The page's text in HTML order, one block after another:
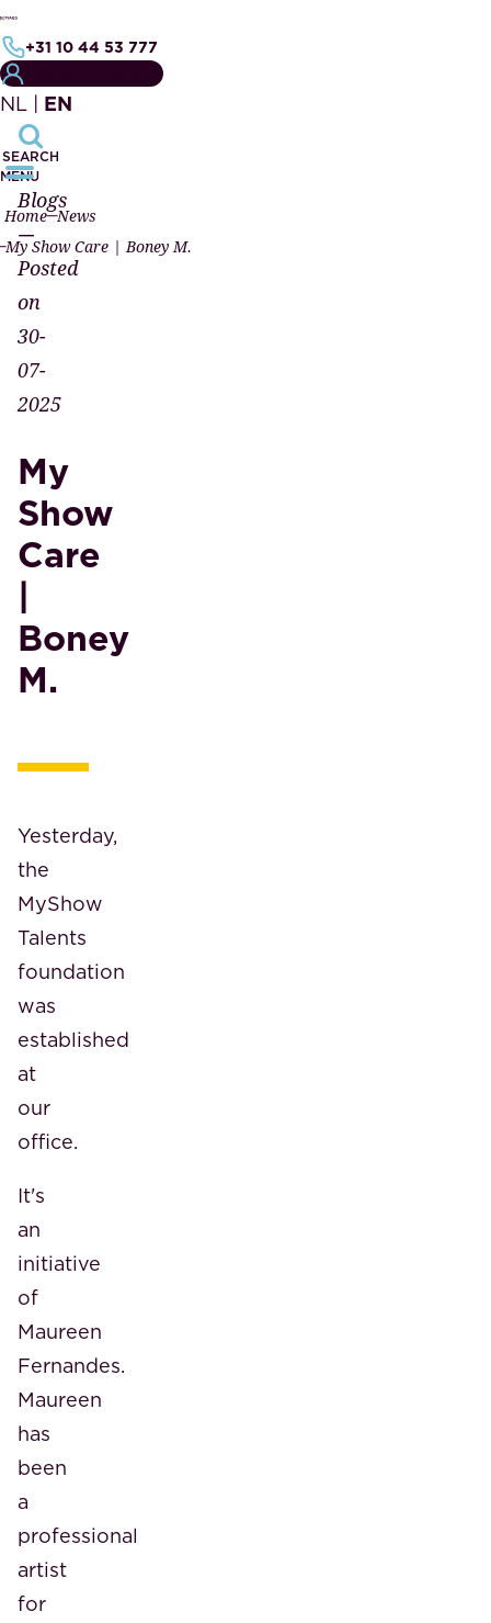
+31 10 44 53 777
NL | EN
SEARCH
MENU
Home News
My Show Care | Boney M.
Blogs
—
Posted
on
30-
07-
2025
My
Show
Care
|
Boney
M.
Yesterday,
the
MyShow
Talents
foundation
was
established
at
our
office.
It's
an
initiative
of
Maureen
Fernandes.
Maureen
has
been
a
professional
artist
for